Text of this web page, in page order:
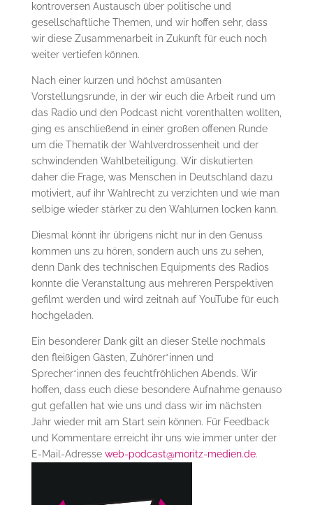
kontroversen Austausch über politische und
gesellschaftliche Themen, und wir hoffen sehr, dass
wir diese Zusammenarbeit in Zukunft für euch noch
weiter vertiefen können.
Nach einer kurzen und höchst amüsanten
Vorstellungsrunde, in der wir euch die Arbeit rund um
das Radio und den Podcast nicht vorenthalten wollten,
ging es anschließend in einer großen offenen Runde
um die Thematik der Wahlverdrossenheit und der
schwindenden Wahlbeteiligung. Wir diskutierten
daher die Frage, was Menschen in Deutschland dazu
motiviert, auf ihr Wahlrecht zu verzichten und wie man
selbige wieder stärker zu den Wahlurnen locken kann.
Diesmal könnt ihr übrigens nicht nur in den Genuss
kommen uns zu hören, sondern auch uns zu sehen,
denn Dank des technischen Equipments des Radios
konnte die Veranstaltung aus mehreren Perspektiven
gefilmt werden und wird zeitnah auf YouTube für euch
hochgeladen.
Ein besonderer Dank gilt an dieser Stelle nochmals
den fleißigen Gästen, Zuhörer*innen und
Sprecher*innen des feuchtfröhlichen Abends. Wir
hoffen, dass euch diese besondere Aufnahme genauso
gut gefallen hat wie uns und dass wir im nächsten
Jahr wieder mit am Start sein können. Für Feedback
und Kommentare erreicht ihr uns wie immer unter der
E-Mail-Adresse web-podcast@moritz-medien.de.